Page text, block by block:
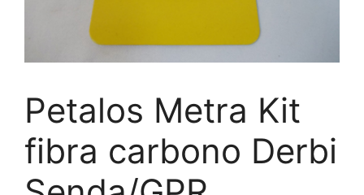
Petalos Metra Kit
fibra carbono Derbi